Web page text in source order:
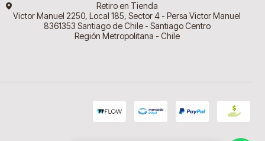
Retiro en Tienda
Victor Manuel 2250, Local 185, Sector 4 - Persa Victor Manuel
8361353 Santiago de Chile - Santiago Centro
Región Metropolitana - Chile